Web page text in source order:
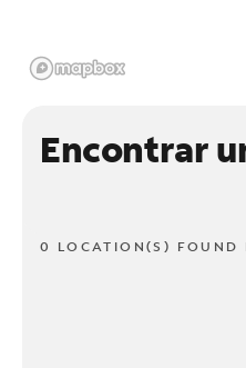
Encontrar
0 LOCATION(S) FOUND